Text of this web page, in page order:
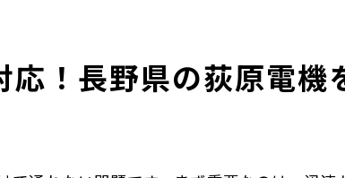
る修理例
！長野県の荻原電機